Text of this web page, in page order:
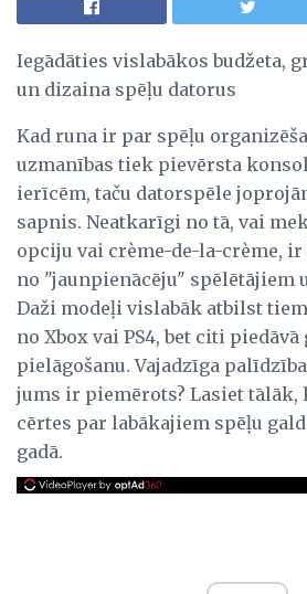
Iegādāties vislabākos budžeta,
un dizaina spēļu datorus
Kad runa ir par spēļu
uzmanības tiek pievērsta
ierīcēm, taču datorspēle
sapnis. Neatkarīgi no tā, vai
opciju vai crème-de-la-crème,
no "jaunpienācēju" spēlētājiem
Daži modeļi vislabāk atbilst
no Xbox vai PS4, bet citi
pielāgošanu. Vajadzīga
jums ir piemērots? Lasiet tālāk,
cērtes par labākajiem spēļu
gadā.